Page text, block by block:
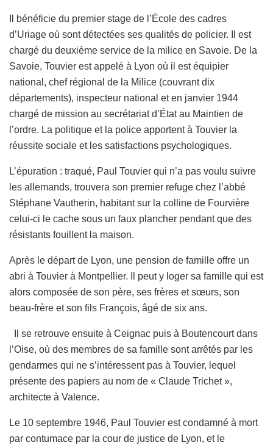
Il bénéficie du premier stage de l’École des cadres
d’Uriage où sont détectées ses qualités de policier. Il est
chargé du deuxième service de la milice en Savoie. De la
Savoie, Touvier est appelé à Lyon où il est équipier
national, chef régional de la Milice (couvrant dix
départements), inspecteur national et en janvier 1944
chargé de mission au secrétariat d’État au Maintien de
l’ordre. La politique et la police apportent à Touvier la
réussite sociale et les satisfactions psychologiques.
L’épuration : traqué, Paul Touvier qui n’a pas voulu suivre
les allemands, trouvera son premier refuge chez l’abbé
Stéphane Vautherin, habitant sur la colline de Fourvière
celui-ci le cache sous un faux plancher pendant que des
résistants fouillent la maison.
Après le départ de Lyon, une pension de famille offre un
abri à Touvier à Montpellier. Il peut y loger sa famille qui est
alors composée de son père, ses frères et sœurs, son
beau-frère et son fils François, âgé de six ans.
Il se retrouve ensuite à Ceignac puis à Boutencourt dans
l’Oise, où des membres de sa famille sont arrêtés par les
gendarmes qui ne s’intéressent pas à Touvier, lequel
présente des papiers au nom de « Claude Trichet »,
architecte à Valence.
Le 10 septembre 1946, Paul Touvier est condamné à mort
par contumace par la cour de justice de Lyon, et le